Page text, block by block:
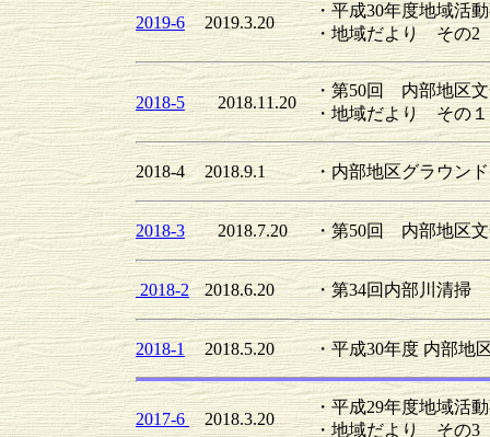
2019-6 2019.3.20
・平成30年度地域活
・地域だより その2
2018-5 2018.11.20
・第50回 内部地区
・地域だより その１
2018-4 2018.9.1 ・内部地区グラウン
2018-3 2018.7.20 ・第50回 内部地区
2018-2 2018.6.20 ・第34回内部川清掃
2018-1 2018.5.20 ・平成30年度 内部地
2017-6 2018.3.20
・平成29年度地域活
・地域だより その3